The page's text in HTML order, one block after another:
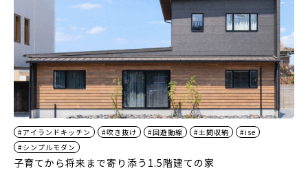
#アイランドキッチン #吹き抜け #回遊動線 #土間収納
#ise
#シンプルモダン
子育てから将来まで寄り添う1.5階建ての家